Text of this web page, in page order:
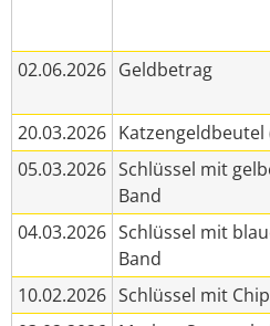
02.06.2026 Geldbetrag
20.03.2026 Katzengeldbeutel
05.03.2026 Schlüssel mit
Band
04.03.2026 Schlüssel mit
Band
10.02.2026 Schlüssel mit Chip